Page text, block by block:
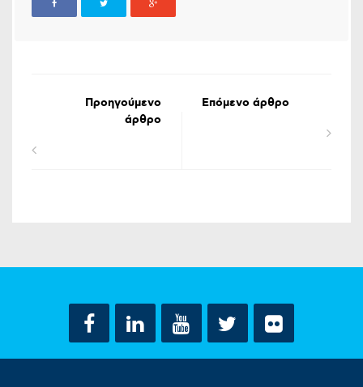
Προηγούμενο
άρθρο
Επόμενο άρθρο